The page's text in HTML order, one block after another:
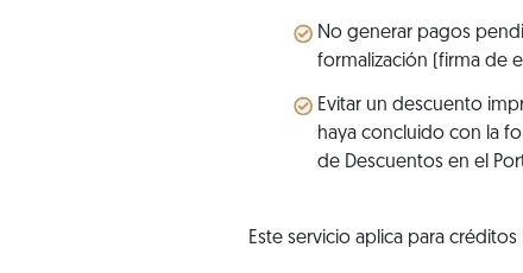
No generar pagos
formalización (firma de
Evitar un descuento
haya concluido con la
de Descuentos en el
Este servicio aplica para